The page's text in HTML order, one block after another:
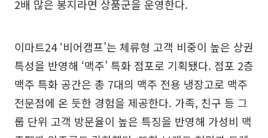
2배 많은 봉지라면 상품군을 운영한다.
이마트24 ‘비어캠프’는 체류형 고객 비중이 높은 상권
특성을 반영해 ‘맥주’ 특화 점포로 기획됐다. 점포 2층
맥주 특화 공간은 총 7대의 맥주 전용 냉장고로 맥주
전문점에 온 듯한 경험을 제공한다. 가족, 친구 등 그
룹 단위 고객 방문율이 높은 특징을 반영해 가성비 맥